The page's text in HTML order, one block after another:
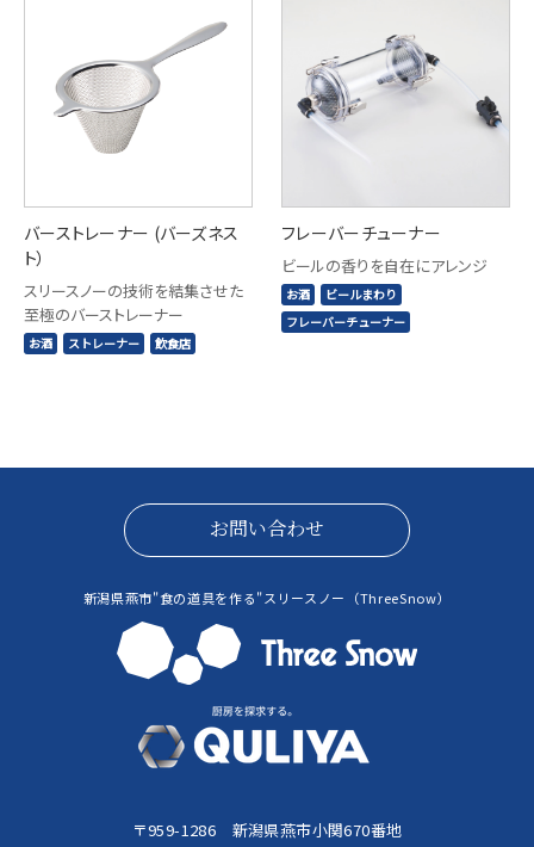
バーストレーナー (バーズネス
ト）
スリースノーの技術を結集させた
至極のバーストレーナー
お酒 ストレーナー 飲食店
フレーバーチューナー
ビールの香りを自在にアレンジ
お酒
ビールまわり
フレーバーチューナー
新潟県燕市"食の道具を作る"スリースノー（ThreeSnow）
お問い合わせ
〒959-1286 新潟県燕市小関670番地